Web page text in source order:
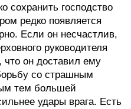
сохранить господство
редко появляется
Если он несчастлив,
руководителя
что он доставил ему
со страшным
тем большей
удары врага. Есть